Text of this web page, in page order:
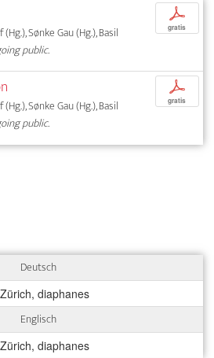
Sønke Gau (Hg.), Basil
public.
p
gratis
Sønke Gau (Hg.), Basil
public.
p
gratis
Deutsch
diaphanes
Englisch
diaphanes